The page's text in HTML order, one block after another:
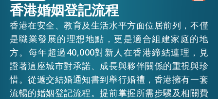
居港須知
人才支援
就業資訊
FACEBOOK
LINKEDIN
WHATSAPP
香港婚姻登記流程
香港在安全、教育及生活水平方面位居前列，不僅
是職業發展的理想地點，更是適合組建家庭的地
方。每年超過40,000對新人在香港締結連理，見
證著這座城市對承諾、成長與夥伴關係的重視與珍
惜。從遞交結婚通知書到舉行婚禮，香港擁有一套
流暢的婚姻登記流程。提前掌握所需步驟及相關費